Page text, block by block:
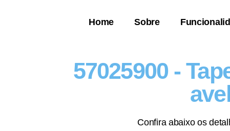
Home Sobre
57025900 -
Confira abaixo os